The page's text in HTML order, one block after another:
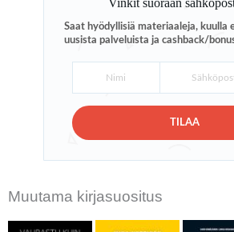
Saat hyödyllisiä materiaaleja, kuulla
uusista palveluista ja cashback/
TILAA
Muutama kirjasuositus